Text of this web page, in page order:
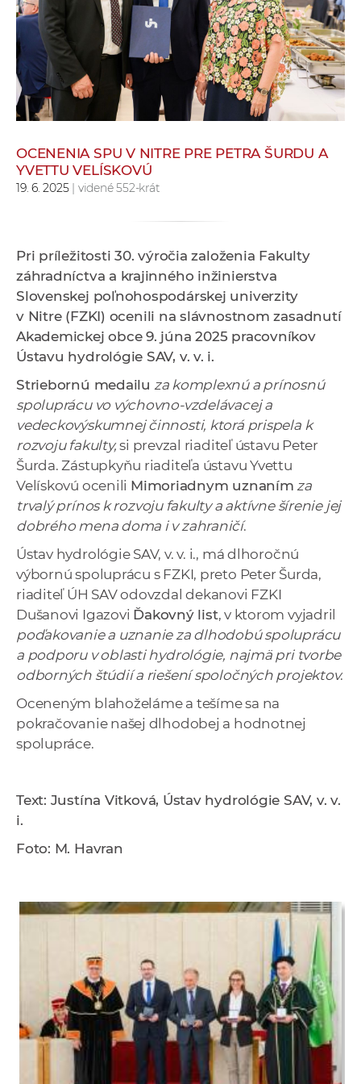
e
v
p
r
v
a
a
p
c
v
n
k
o
S
V
OCENENIA SPU V NITRE PRE PETRA ŠURDU A
YVETTU VELÍSKOVÚ
19. 6. 2025| videné 552-krát
Pri príležitosti 30. výročia založenia Fakulty
záhradníctva a krajinného inžinierstva
Slovenskej poľnohospodárskej univerzity
v Nitre (FZKI) ocenili na slávnostnom zasadnutí
Akademickej obce 9. júna 2025 pracovníkov
Ústavu hydrológie SAV, v. v. i.
Striebornú medailu za komplexnú a prínosnú
spoluprácu vo výchovno-vzdelávacej a
vedeckovýskumnej činnosti, ktorá prispela k
rozvoju fakulty,si prevzal riaditeľ ústavu Peter
Šurda. Zástupkyňu riaditeľa ústavu Yvettu
Velískovú ocenili Mimoriadnym uznaním za
trvalý prínos k rozvoju fakulty a aktívne šírenie jej
dobrého mena doma i v zahraničí.
Ústav hydrológie SAV, v. v. i., má dlhoročnú
výbornú spoluprácu s FZKI, preto Peter Šurda,
riaditeľ ÚH SAV odovzdal dekanovi FZKI
Dušanovi Igazovi Ďakovný list, v ktorom vyjadril
poďakovanie a uznanie za dlhodobú spoluprácu
a podporu v oblasti hydrológie, najmä pri tvorbe
odborných štúdií a riešení spoločných projektov.
Oceneným blahoželáme a tešíme sa na
pokračovanie našej dlhodobej a hodnotnej
spolupráce.
Text: Justína Vitková, Ústav hydrológie SAV, v. v.
i.
Foto: M. Havran